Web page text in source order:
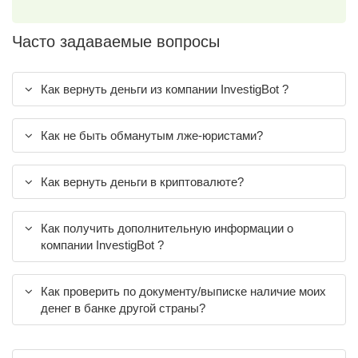
Часто задаваемые вопросы
Как вернуть деньги из компании InvestigBot ?
Как не быть обманутым лже-юристами?
Как вернуть деньги в криптовалюте?
Как получить дополнительную информации о
компании InvestigBot ?
Как проверить по документу/выписке наличие моих
денег в банке другой страны?